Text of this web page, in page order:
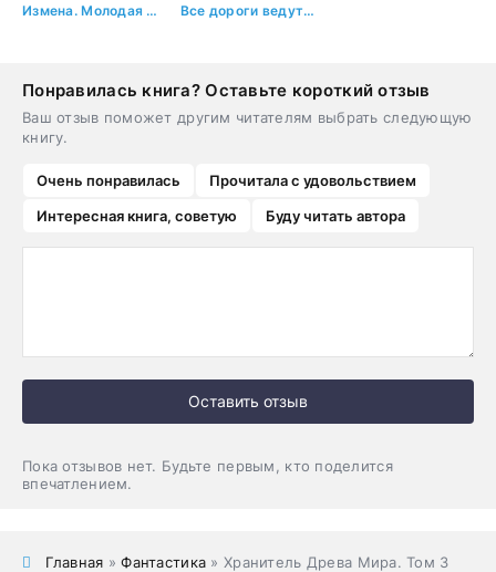
Измена. Молодая любовница Все дороги ведут на Север…
Понравилась книга? Оставьте короткий отзыв
Ваш отзыв поможет другим читателям выбрать следующую
книгу.
Очень понравилась
Прочитала с удовольствием
Интересная книга, советую
Буду читать автора
Оставить отзыв
Пока отзывов нет. Будьте первым, кто поделится
впечатлением.
Главная »Фантастика » Хранитель Древа Мира. Том 3